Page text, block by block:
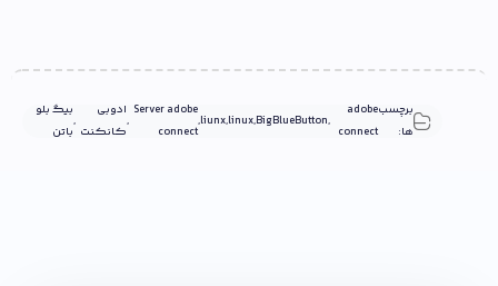
برچسب
ها:
adobe
connect
,
BigBlueButton
,
linux
,
liunx
,
Server adobe
connect
,
ادوبی
کانکنت
,
بیگ بلو
باتن